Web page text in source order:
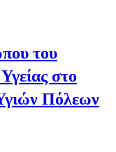
του
στο
Πόλεων